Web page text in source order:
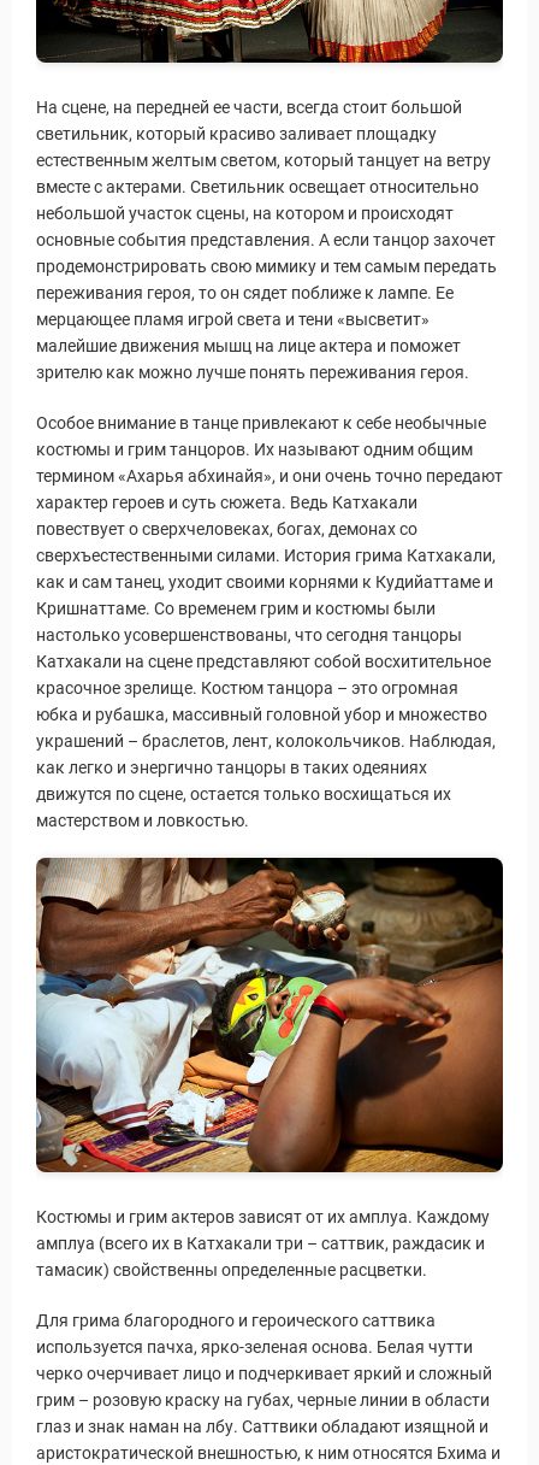
Путеводитель по
На сцене, на передней ее части, всегда стоит большой
светильник, который красиво заливает площадку
естественным желтым светом, который танцует на ветру
вместе с актерами. Светильник освещает относительно
небольшой участок сцены, на котором и происходят
основные события представления. А если танцор захочет
продемонстрировать свою мимику и тем самым передать
переживания героя, то он сядет поближе к лампе. Ее
мерцающее пламя игрой света и тени «высветит»
малейшие движения мышц на лице актера и поможет
зрителю как можно лучше понять переживания героя.
Особое внимание в танце привлекают к себе необычные
костюмы и грим танцоров. Их называют одним общим
термином «Ахарья абхинайя», и они очень точно передают
характер героев и суть сюжета. Ведь Катхакали
повествует о сверхчеловеках, богах, демонах со
сверхъестественными силами. История грима Катхакали,
как и сам танец, уходит своими корнями к Кудийаттаме и
Кришнаттаме. Со временем грим и костюмы были
настолько усовершенствованы, что сегодня танцоры
Катхакали на сцене представляют собой восхитительное
красочное зрелище. Костюм танцора – это огромная
юбка и рубашка, массивный головной убор и множество
украшений – браслетов, лент, колокольчиков. Наблюдая,
как легко и энергично танцоры в таких одеяниях
движутся по сцене, остается только восхищаться их
мастерством и ловкостью.
Костюмы и грим актеров зависят от их амплуа. Каждому
амплуа (всего их в Катхакали три – саттвик, раждасик и
тамасик) свойственны определенные расцветки.
Для грима благородного и героического саттвика
используется пачха, ярко-зеленая основа. Белая чутти
черко очерчивает лицо и подчеркивает яркий и сложный
грим – розовую краску на губах, черные линии в области
глаз и знак наман на лбу. Саттвики обладают изящной и
аристократической внешностью, к ним относятся Бхима и